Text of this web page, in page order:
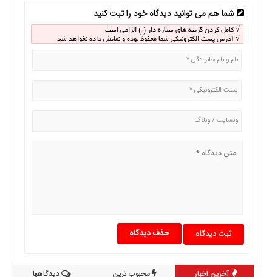
چند شما هم می توانید دیدگاه خود را ثبت کنید
√ کامل کردن گزینه های ستاره دار (*) الزامی است
√ آدرس پست الکترونیکی شما محفوظ بوده و نمایش داده نخواهد شد
حذف دیدگاه
آخرین اخبار محبوب ترین دیدگاهها